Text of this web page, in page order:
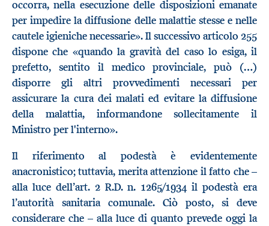
occorra, nella esecuzione delle disposizioni emanate
per impedire la diffusione delle malattie stesse e nelle
cautele igieniche necessarie». Il successivo articolo 255
dispone che «quando la gravità del caso lo esiga, il
prefetto, sentito il medico provinciale, può (…)
disporre gli altri provvedimenti necessari per
assicurare la cura dei malati ed evitare la diffusione
della malattia, informandone sollecitamente il
Ministro per l'interno».
Il riferimento al podestà è evidentemente
anacronistico; tuttavia, merita attenzione il fatto che –
alla luce dell’art. 2 R.D. n. 1265/1934 il podestà era
l’autorità sanitaria comunale. Ciò posto, si deve
considerare che – alla luce di quanto prevede oggi la